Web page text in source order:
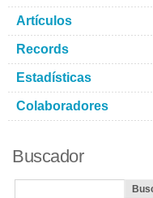
Artículos
Records
Estadísticas
Colaboradores
Buscador